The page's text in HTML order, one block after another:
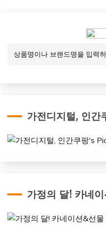
가전디지털, 인간
가정의 달! 카네